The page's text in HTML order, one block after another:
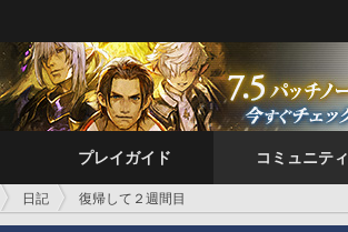
プレイガイド コミュニティ
日記 復帰して２週間目